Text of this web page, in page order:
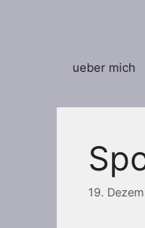
ueber mich
19.